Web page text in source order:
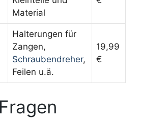
Material
Halterungen für
Zangen,
Schraubendreher,
Feilen u.ä.
19,99
€